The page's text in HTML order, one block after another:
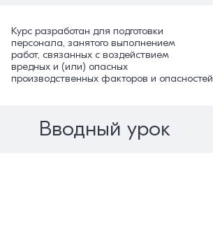
Курс разработан для подготовки
персонала, занятого выполнением
работ, связанных с воздействием
вредных и (или) опасных
производственных факторов и опасностей
Вводный урок